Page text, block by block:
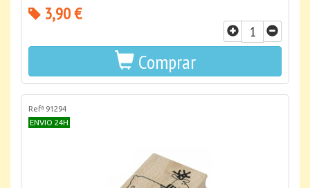
3,90 €
Comprar
Refª 91294
ENVIO 24H